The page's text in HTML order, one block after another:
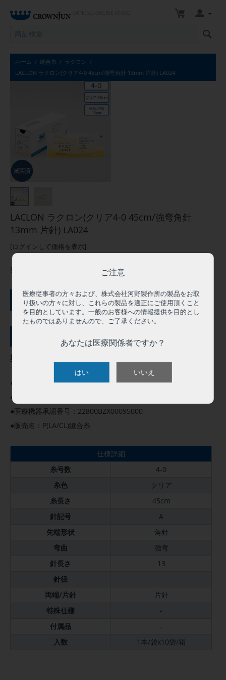
ホーム / 縫合糸 / ラクロン /
LACLON ラクロン(クリア4-0 45cm/強弯角針 13mm 片針) LA024
LACLON ラクロン(クリア4-0 45cm/強弯角針
13mm 片針) LA024
[ログインして価格を表示]
型番:
ご購入にはログインが必要です
製品概要
●この製品は人体用として承認を得ています。
●高度管理医療機器 クラスⅣ
●医療機器承認番号：22800BZX00095000
●販売名：P(LA/CL)縫合糸
仕様詳細
糸号数
4-0
糸色
クリア
糸長さ
45cm
針記号
A
先端形状
角針
弯曲
強弯
針長さ
13
針径
-
両端/片針
片針
特殊仕様
-
付属品
-
入数
1本/袋x10袋/箱
ご注意
医療従事者の方々および、株式会社河野製作所の製品をお取
り扱いの方々に対し、これらの製品を適正にご使用頂くこと
を目的としています。一般のお客様への情報提供を目的とし
たものではありませんので、ご了承ください。
あなたは医療関係者ですか？
はい いいえ